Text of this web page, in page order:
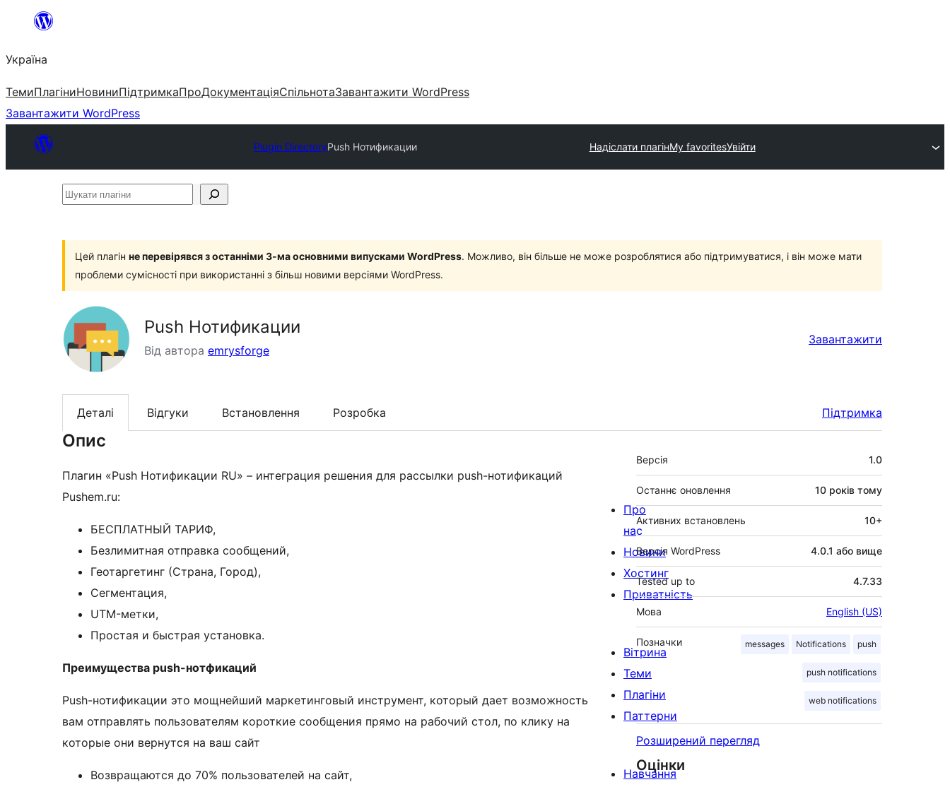
Перейти
вмісту
Україна
ТемиПлагіниНовиниПідтримкаПроДокументаціяСпільнотаЗавантажити WordPress
Завантажити WordPress
Plugin DirectoryPush Нотификации Надіслати плагінMy favoritesУвійти
Шукати
Цей плагін не перевірявся з останніми 3-ма основними випусками WordPress. Можливо, він більше не може розроблятися або підтримуватися, і він може мати
проблеми сумісності при використанні з більш новими версіями WordPress.
Push Нотификации
Від автора emrysforge
Завантажити
Деталі Відгуки Встановлення Розробка Підтримка
Опис
Плагин «Push Нотификации RU» – интеграция решения для рассылки push-нотификаций
Pushem.ru:
БЕСПЛАТНЫЙ ТАРИФ,
Безлимитная отправка сообщений,
Геотаргетинг (Страна, Город),
Сегментация,
UTM-метки,
Простая и быстрая установка.
Преимущества push-нотфикаций
Push-нотификации это мощнейший маркетинговый инструмент, который дает возможность
вам отправлять пользователям короткие сообщения прямо на рабочий стол, по клику на
которые они вернутся на ваш сайт
Возвращаются до 70% пользователей на сайт,
Мета
Версія 1.0
Останнє оновлення 10 років тому
Активних встановлень 10+
Версія WordPress 4.0.1 або вище
Tested up to 4.7.33
Мова English (US)
Позначки messages Notifications push
push notifications
web notifications
Розширений перегляд
Оцінки
Про
нас
Новини
Хостинг
Приватність
Вітрина
Теми
Плагіни
Паттерни
Навчання